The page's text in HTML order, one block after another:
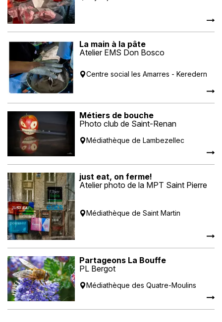
La main à la pâte
Atelier EMS Don Bosco
Centre social les Amarres - Keredern
Métiers de bouche
Photo club de Saint-Renan
Médiathèque de Lambezellec
just eat, on ferme!
Atelier photo de la MPT Saint Pierre
Médiathèque de Saint Martin
Partageons La Bouffe
PL Bergot
Médiathèque des Quatre-Moulins